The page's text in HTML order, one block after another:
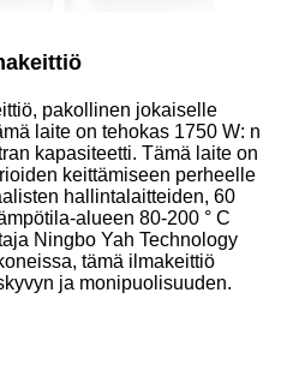
pakollinen jokaiselle
laite on tehokas 1750 W: n
kapasiteetti. Tämä laite on
keittämiseen perheelle
hallintalaitteiden, 60
alueen 80-200 ° C
Ningbo Yah Technology
tämä ilmakeittiö
ja monipuolisuuden.